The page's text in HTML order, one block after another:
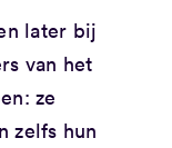
later bij
van het
ze
zelfs hun